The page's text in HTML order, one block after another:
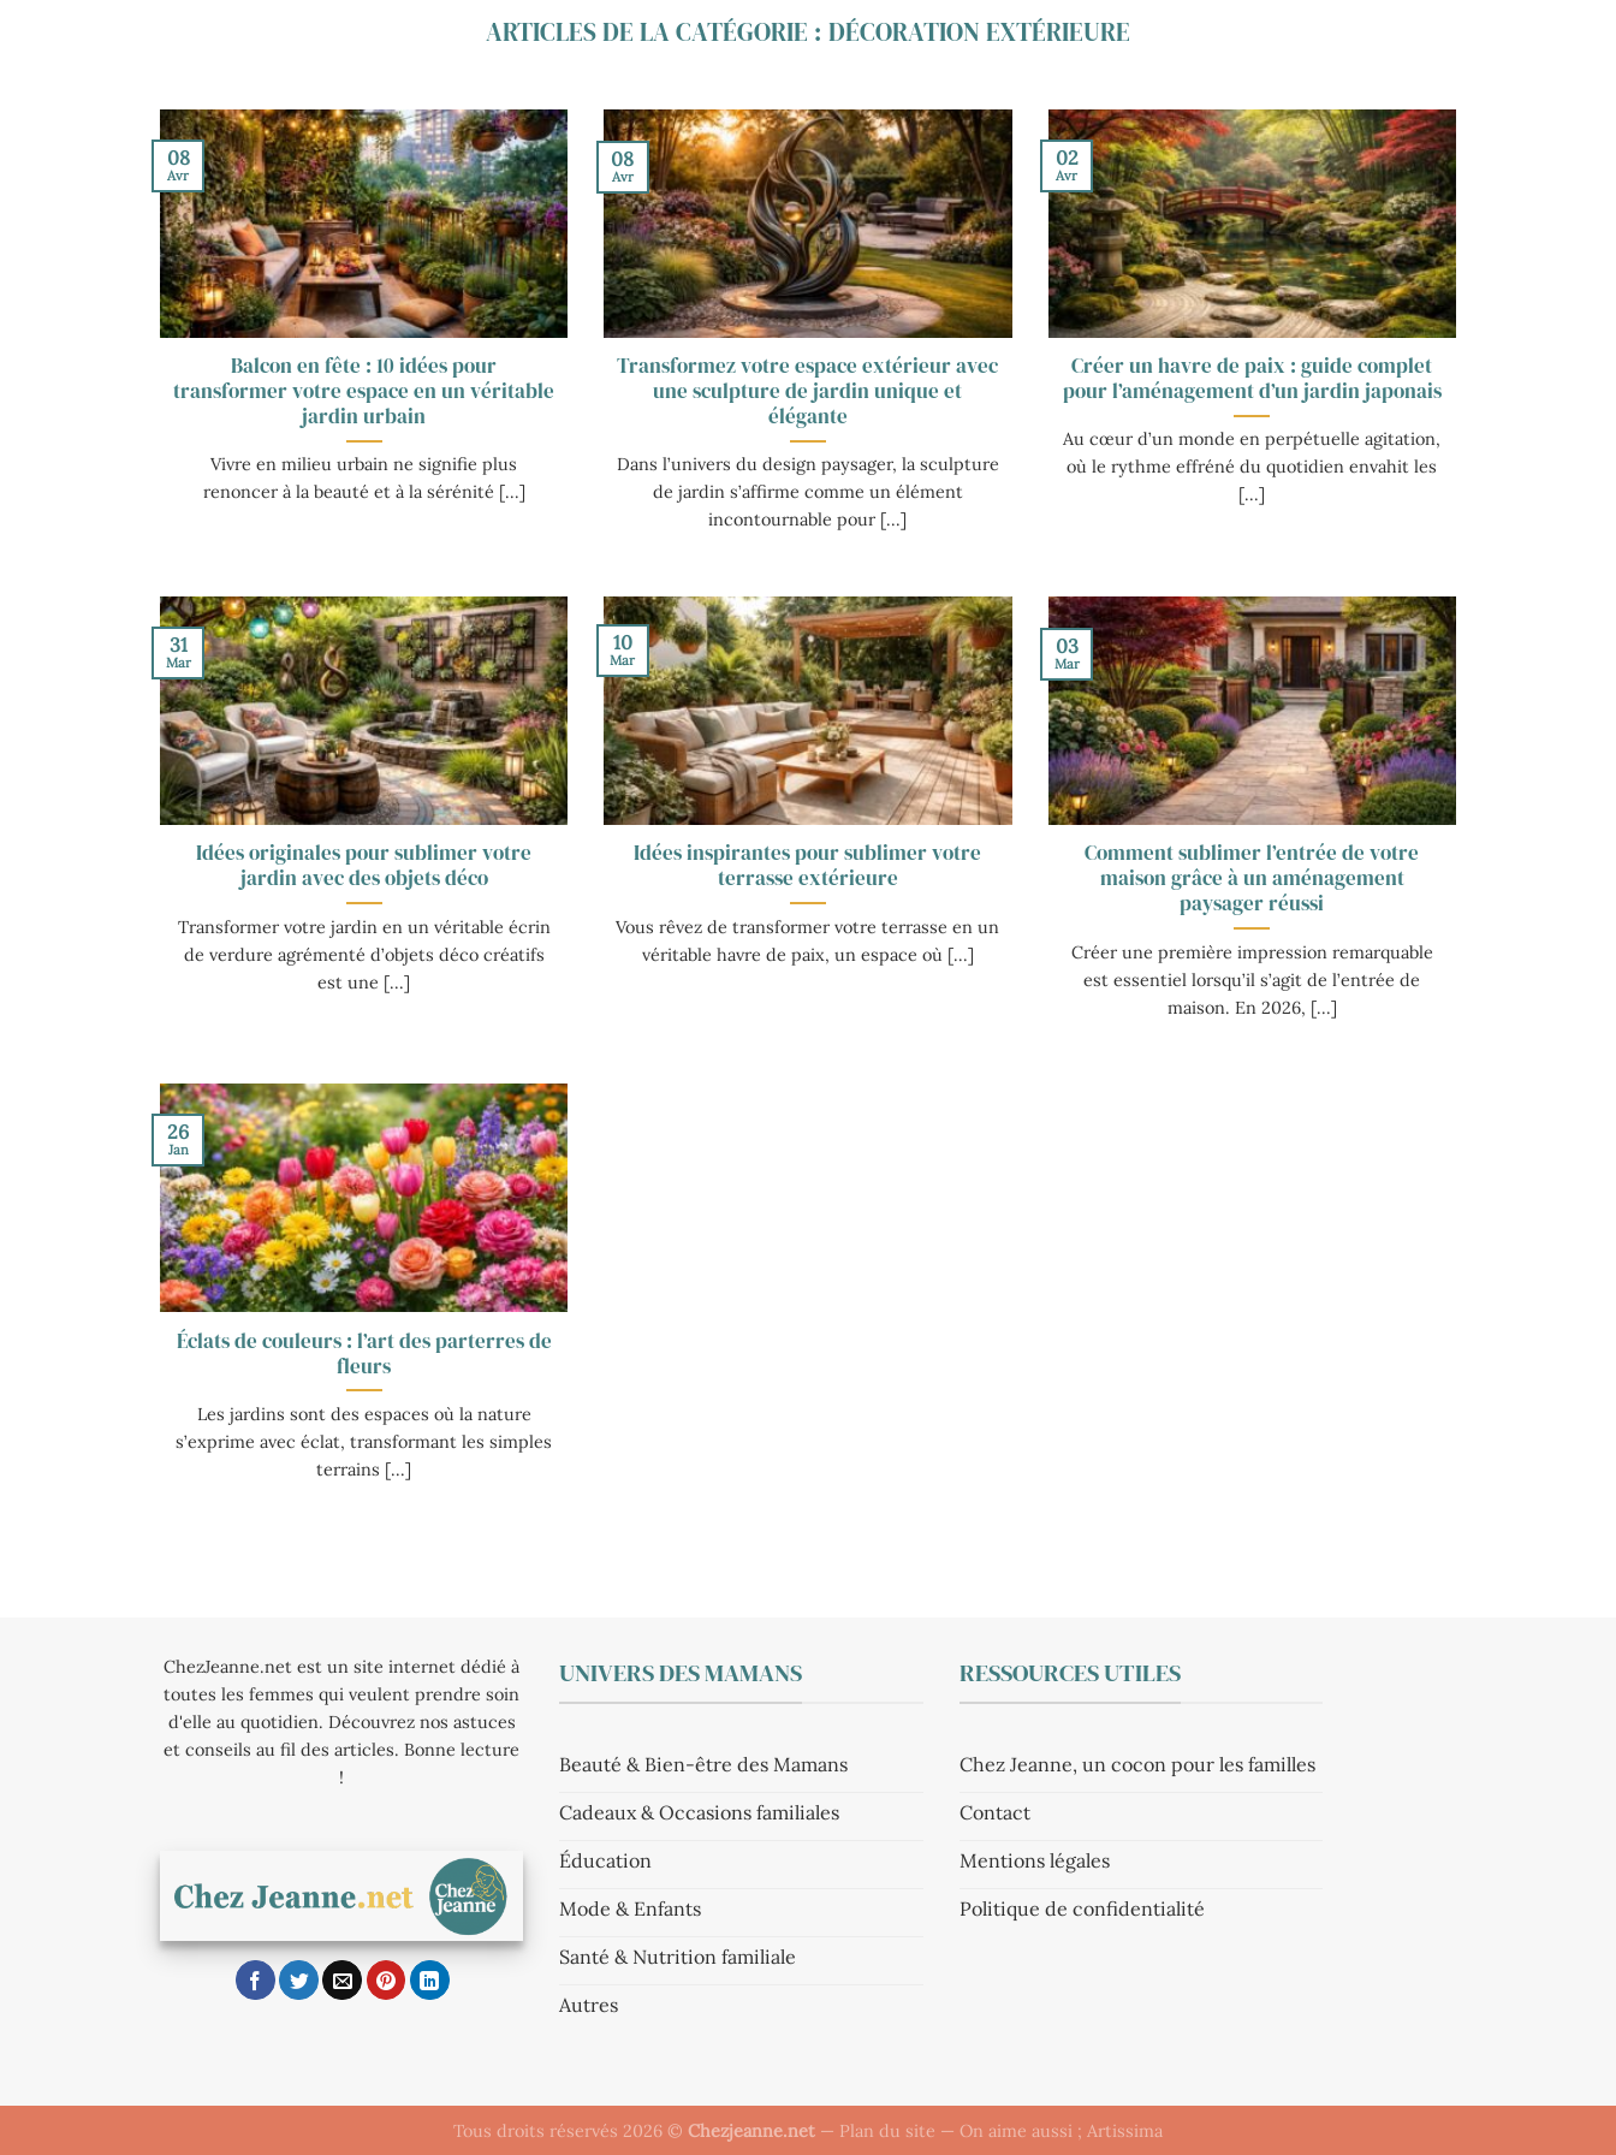
DÉCORATION EXTÉRIEURE
Balcon en fête : 10 idées pour
transformer votre espace en un véritable
jardin urbain
Vivre en milieu urbain ne signifie plus
renoncer à la beauté et à la sérénité [...]
08
Avr
Transformez votre espace extérieur avec
une sculpture de jardin unique et
élégante
Dans l’univers du design paysager, la sculpture
de jardin s’affirme comme un élément
incontournable pour [...]
08
Avr
Créer un havre de paix : guide complet
pour l’aménagement d’un jardin japonais
Au cœur d’un monde en perpétuelle agitation,
où le rythme effréné du quotidien envahit les
[...]
02
Avr
Idées originales pour sublimer votre
jardin avec des objets déco
Transformer votre jardin en un véritable écrin
de verdure agrémenté d’objets déco créatifs
est une [...]
31
Mar
Idées inspirantes pour sublimer votre
terrasse extérieure
Vous rêvez de transformer votre terrasse en un
véritable havre de paix, un espace où [...]
10
Mar
Comment sublimer l’entrée de votre
maison grâce à un aménagement
paysager réussi
Créer une première impression remarquable
est essentiel lorsqu’il s’agit de l’entrée de
maison. En 2026, [...]
03
Mar
Éclats de couleurs : l’art des parterres de
fleurs
Les jardins sont des espaces où la nature
s’exprime avec éclat, transformant les simples
terrains [...]
26
Jan
ChezJeanne.net est un site internet dédié à
toutes les femmes qui veulent prendre soin
d'elle au quotidien. Découvrez nos astuces
et conseils au fil des articles. Bonne lecture
!
UNIVERS DES MAMANS
Beauté & Bien-être des Mamans
Cadeaux & Occasions familiales
Éducation
Mode & Enfants
Santé & Nutrition familiale
Autres
RESSOURCES UTILES
Chez Jeanne, un cocon pour les familles
Contact
Mentions légales
Politique de confidentialité
Tous droits réservés 2026 © Chezjeanne.net — Plan du site — On aime aussi ; Artissima